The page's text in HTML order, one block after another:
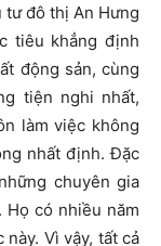
tư đô thị An Hưng
tiêu khẳng định
động sản, cùng
tiện nghi nhất,
làm việc không
nhất định. Đặc
chuyên gia
có nhiều năm
Vì vậy, tất cả